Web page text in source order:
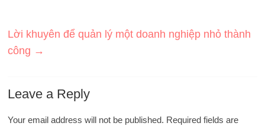
Lời khuyên để quản lý một doanh nghiệp nhỏ thành
công →
Leave a Reply
Your email address will not be published. Required fields are